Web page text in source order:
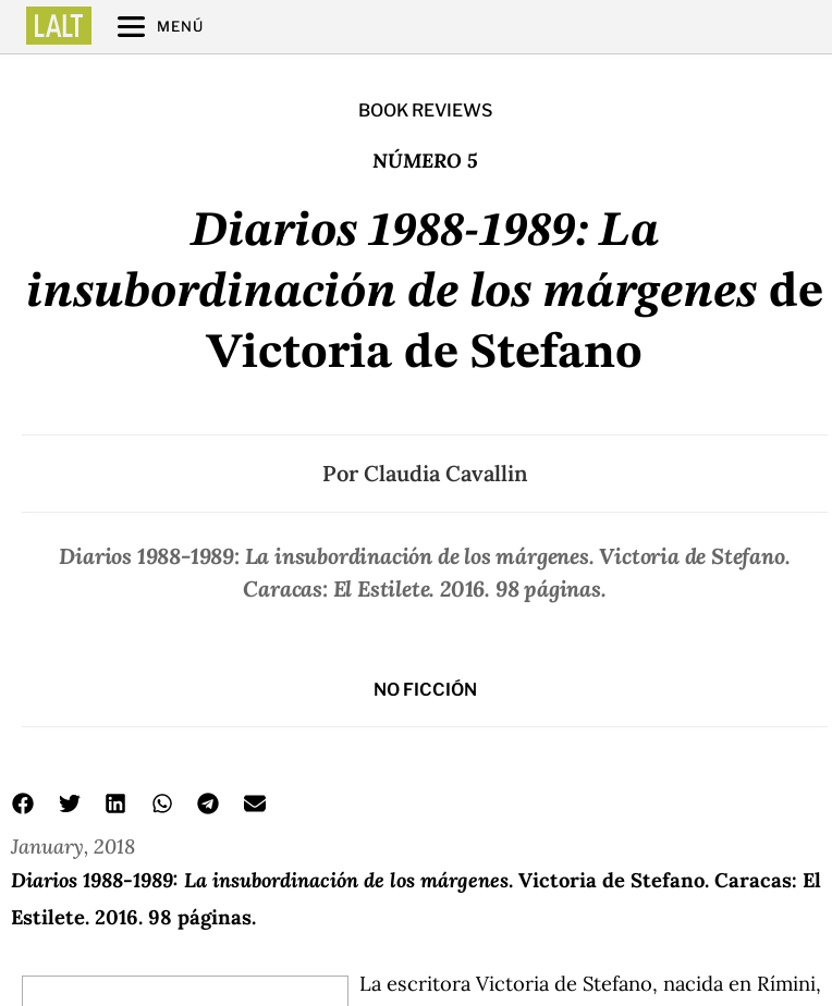
MENÚ
BOOK REVIEWS
NÚMERO 5
Diarios 1988-1989: La
insubordinación de los márgenes de
Victoria de Stefano
Por Claudia Cavallin
Diarios 1988-1989: La insubordinación de los márgenes. Victoria de Stefano.
Caracas: El Estilete. 2016. 98 páginas.
NO FICCIÓN
January, 2018
Diarios 1988-1989: La insubordinación de los márgenes. Victoria de Stefano. Caracas: El
Estilete. 2016. 98 páginas.
La escritora Victoria de Stefano, nacida en Rímini,